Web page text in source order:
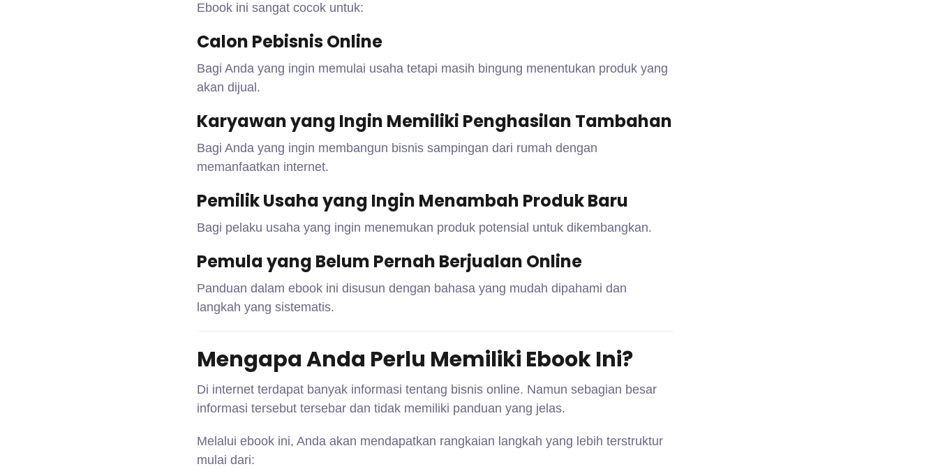
Ebook ini sangat cocok untuk:
Calon Pebisnis Online
Bagi Anda yang ingin memulai usaha tetapi masih bingung menentukan produk yang
akan dijual.
Karyawan yang Ingin Memiliki Penghasilan Tambahan
Bagi Anda yang ingin membangun bisnis sampingan dari rumah dengan
memanfaatkan internet.
Pemilik Usaha yang Ingin Menambah Produk Baru
Bagi pelaku usaha yang ingin menemukan produk potensial untuk dikembangkan.
Pemula yang Belum Pernah Berjualan Online
Panduan dalam ebook ini disusun dengan bahasa yang mudah dipahami dan
langkah yang sistematis.
Mengapa Anda Perlu Memiliki Ebook Ini?
Di internet terdapat banyak informasi tentang bisnis online. Namun sebagian besar
informasi tersebut tersebar dan tidak memiliki panduan yang jelas.
Melalui ebook ini, Anda akan mendapatkan rangkaian langkah yang lebih terstruktur
mulai dari: